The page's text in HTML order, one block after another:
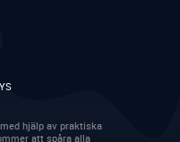
hjälp av praktiska
att spåra alla